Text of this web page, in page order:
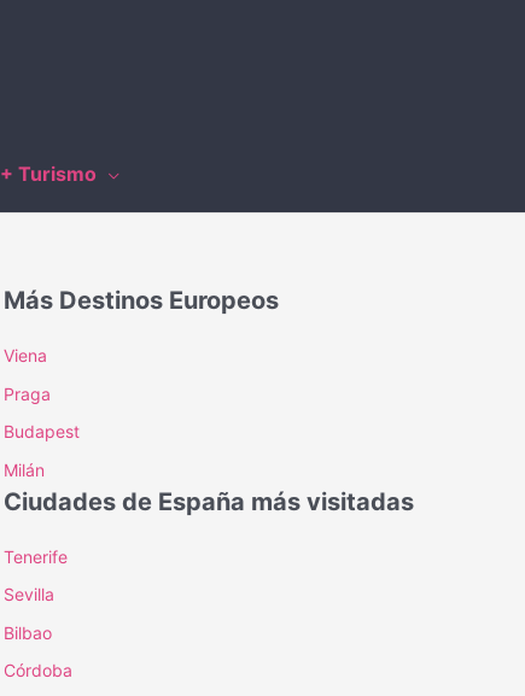
+ Turismo
Más Destinos Europeos
Viena
Praga
Budapest
Milán
Ciudades de España más visitadas
Tenerife
Sevilla
Bilbao
Córdoba